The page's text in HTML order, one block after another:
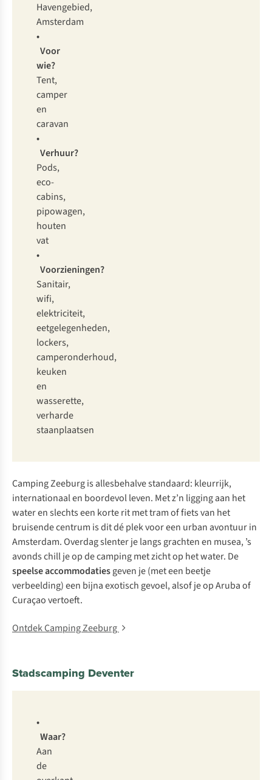
Havengebied,
Amsterdam
•
Voor
wie?
Tent,
camper
en
caravan
•
Verhuur?
Pods,
eco-
cabins,
pipowagen,
houten
vat
•
Voorzieningen?
Sanitair,
wifi,
elektriciteit,
eetgelegenheden,
lockers,
camperonderhoud,
keuken
en
wasserette,
verharde
staanplaatsen
Camping Zeeburg is allesbehalve standaard: kleurrijk,
internationaal en boordevol leven. Met z’n ligging aan het
water en slechts een korte rit met tram of fiets van het
bruisende centrum is dit dé plek voor een urban avontuur in
Amsterdam. Overdag slenter je langs grachten en musea, ’s
avonds chill je op de camping met zicht op het water. De
speelse accommodatiesgeven je (met een beetje
verbeelding) een bijna exotisch gevoel, alsof je op Aruba of
Curaçao vertoeft.
Ontdek Camping Zeeburg
Stadscamping Deventer
•
Waar?
Aan
de